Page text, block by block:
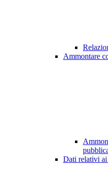
Ammontare
Dati relativi ai